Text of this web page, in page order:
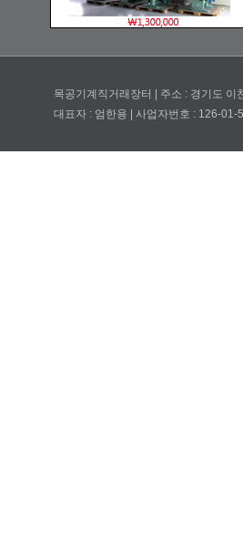
목공기계직거래장터 | 주소 : 경기도
대표자 : 엄한용 | 사업자번호 : 126-